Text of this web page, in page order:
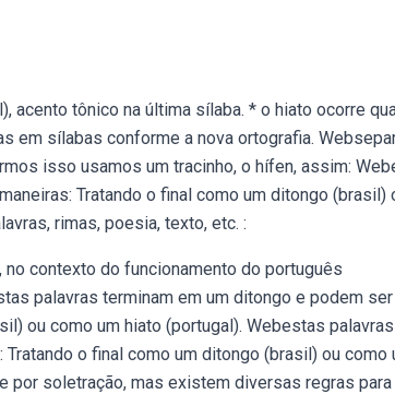
acento tônico na última sílaba. * o hiato ocorre
em sílabas conforme a nova ortografia.
isso usamos um tracinho, o hífen, assim:
Tratando o final como um ditongo (brasil)
rimas, poesia, texto, etc. :
contexto do funcionamento do português
palavras terminam em um ditongo e podem ser
ou como um hiato (portugal). Webestas palavras
o final como um ditongo (brasil) ou como
por soletração, mas existem diversas regras para